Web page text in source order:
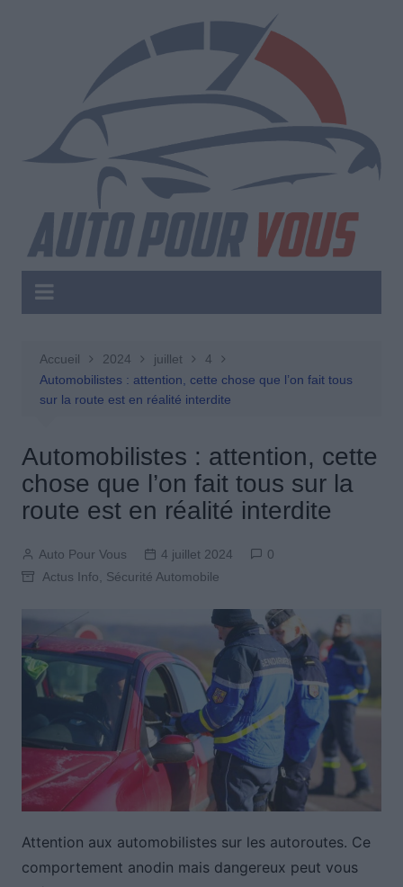
Accueil 2024 juillet
4
Automobilistes : attention, cette chose que l’on fait tous
sur la route est en réalité interdite
Automobilistes : attention, cette
chose que l’on fait tous sur la
route est en réalité interdite
Auto Pour Vous 4 juillet 2024
0
Actus Info, Sécurité Automobile
Attention aux automobilistes sur les autoroutes. Ce
comportement anodin mais dangereux peut vous